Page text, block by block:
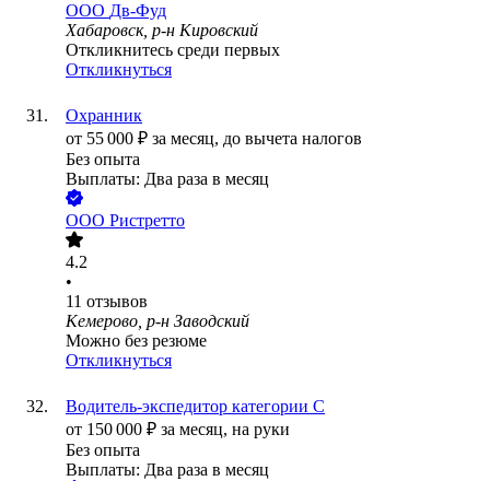
ООО Дв-Фуд
Хабаровск, р-н Кировский
Откликнитесь среди первых
Откликнуться
Охранник
от 55 000 ₽ за месяц, до вычета налогов
Без опыта
Выплаты: Два раза в месяц
ООО Ристретто
4.2
•
11 отзывов
Кемерово, р-н Заводский
Можно без резюме
Откликнуться
Водитель-экспедитор категории С
от 150 000 ₽ за месяц, на руки
Без опыта
Выплаты: Два раза в месяц